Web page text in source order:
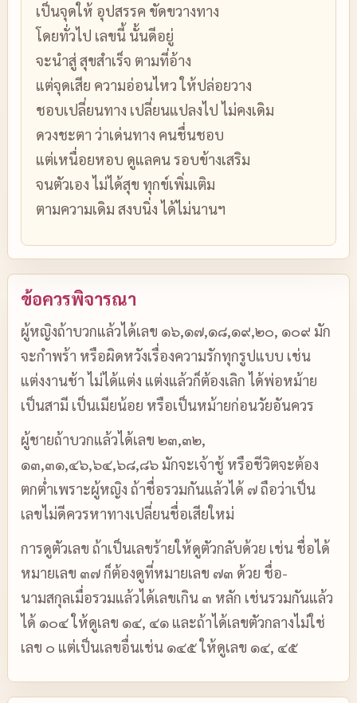
เป็นจุดให้ อุปสรรค ขัดขวางทาง
โดยทั่วไป เลขนี้ นั้นดีอยู่
จะนำสู่ สุขสำเร็จ ตามที่อ้าง
แต่จุดเสีย ความอ่อนไหว ให้ปล่อยวาง
ชอบเปลี่ยนทาง เปลี่ยนแปลงไป ไม่คงเดิม
ดวงชะตา ว่าเด่นทาง คนชื่นชอบ
แต่เหนื่อยหอบ ดูแลคน รอบข้างเสริม
จนตัวเอง ไม่ได้สุข ทุกข์เพิ่มเติม
ตามความเดิม สงบนิ่ง ได้ไม่นานฯ
ข้อควรพิจารณา
ผู้หญิงถ้าบวกแล้วได้เลข ๑๖,๑๗,๑๘,๑๙,๒๐, ๑๐๙ มัก
จะกำพร้า หรือผิดหวังเรื่องความรักทุกรูปแบบ เช่น
แต่งงานช้า ไม่ได้แต่ง แต่งแล้วก็ต้องเลิก ได้พ่อหม้าย
เป็นสามี เป็นเมียน้อย หรือเป็นหม้ายก่อนวัยอันควร
ผู้ชายถ้าบวกแล้วได้เลข ๒๓,๓๒,
๑๓,๓๑,๔๖,๖๔,๖๘,๘๖ มักจะเจ้าชู้ หรือชีวิตจะต้อง
ตกต่ำเพราะผู้หญิง ถ้าชื่อรวมกันแล้วได้ ๗ ถือว่าเป็น
เลขไม่ดีควรหาทางเปลี่ยนชื่อเสียใหม่
การดูตัวเลข ถ้าเป็นเลขร้ายให้ดูตัวกลับด้วย เช่น ชื่อได้
หมายเลข ๓๗ ก็ต้องดูที่หมายเลข ๗๓ ด้วย ชื่อ-
นามสกุลเมื่อรวมแล้วได้เลขเกิน ๓ หลัก เช่นรวมกันแล้ว
ได้ ๑๐๔ ให้ดูเลข ๑๔, ๔๑ และถ้าได้เลขตัวกลางไม่ใช่
เลข ๐ แต่เป็นเลขอื่นเช่น ๑๔๕ ให้ดูเลข ๑๔, ๔๕